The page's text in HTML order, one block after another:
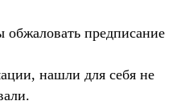
предписание
нашли для себя не